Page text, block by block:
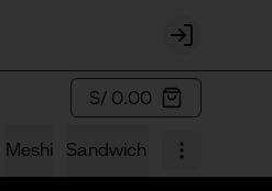
Login
S/ 0.00
Meshi Sandwich Sushi